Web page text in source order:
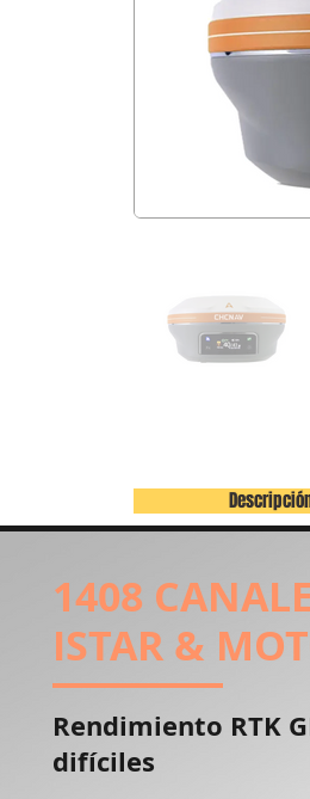
1408
ISTAR &
Rendimiento RTK
difíciles